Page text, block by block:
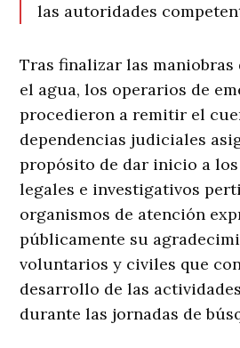
las autoridades
Tras finalizar las
el agua, los operarios de
procedieron a remitir el
dependencias judiciales
propósito de dar inicio a los
legales e investigativos
organismos de atención
públicamente su
voluntarios y civiles que
desarrollo de las
durante las jornadas de